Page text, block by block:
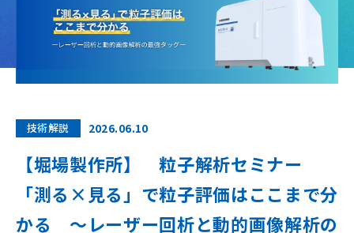
よくあるご質問 FAQ
会社案内 Company
経営理念
企業情報
技術解説 2026.06.10
【堀場製作所】 粒子解析セミナー
「測る×見る」で粒子評価はここまで分
かる ～レーザー回析と動的画像解析の